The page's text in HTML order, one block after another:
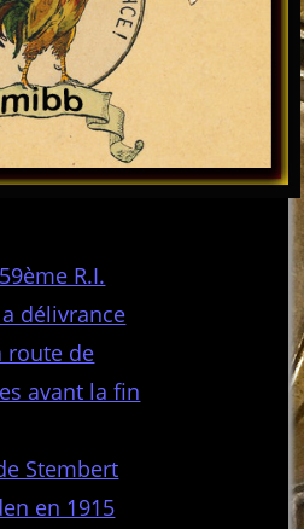
R.I.
délivrance
route de
avant la fin
Stembert
en 1915